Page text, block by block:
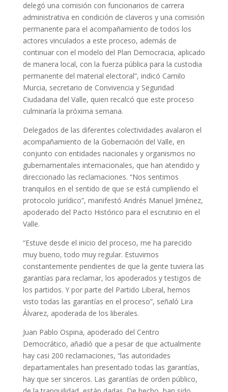
delegó una comisión con funcionarios de carrera
administrativa en condición de claveros y una comisión
permanente para el acompañamiento de todos los
actores vinculados a este proceso, además de
continuar con el modelo del Plan Democracia, aplicado
de manera local, con la fuerza pública para la custodia
permanente del material electoral”, indicó Camilo
Murcia, secretario de Convivencia y Seguridad
Ciudadana del Valle, quien recalcó que este proceso
culminaría la próxima semana.
Delegados de las diferentes colectividades avalaron el
acompañamiento de la Gobernación del Valle, en
conjunto con entidades nacionales y organismos no
gubernamentales internacionales, que han atendido y
direccionado las reclamaciones. “Nos sentimos
tranquilos en el sentido de que se está cumpliendo el
protocolo jurídico”, manifestó Andrés Manuel Jiménez,
apoderado del Pacto Histórico para el escrutinio en el
Valle.
“Estuve desde el inicio del proceso, me ha parecido
muy bueno, todo muy regular. Estuvimos
constantemente pendientes de que la gente tuviera las
garantías para reclamar, los apoderados y testigos de
los partidos. Y por parte del Partido Liberal, hemos
visto todas las garantías en el proceso”, señaló Lira
Álvarez, apoderada de los liberales.
Juan Pablo Ospina, apoderado del Centro
Democrático, añadió que a pesar de que actualmente
hay casi 200 reclamaciones, “las autoridades
departamentales han presentado todas las garantías,
hay que ser sinceros. Las garantías de orden público,